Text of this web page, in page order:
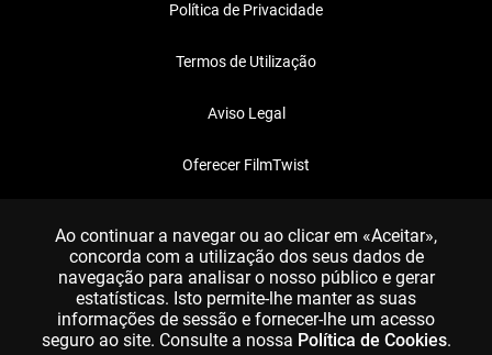
Política de Privacidade
Termos de Utilização
Aviso Legal
Oferecer FilmTwist
Ao continuar a navegar ou ao clicar em «Aceitar»,
concorda com a utilização dos seus dados de
navegação para analisar o nosso público e gerar
estatísticas. Isto permite-lhe manter as suas
informações de sessão e fornecer-lhe um acesso
seguro ao site. Consulte a nossa Política de Cookies.